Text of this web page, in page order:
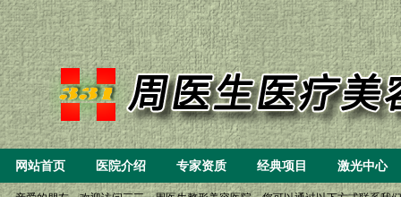
网站首页 医院介绍 专家资质 经典项目 激光中心